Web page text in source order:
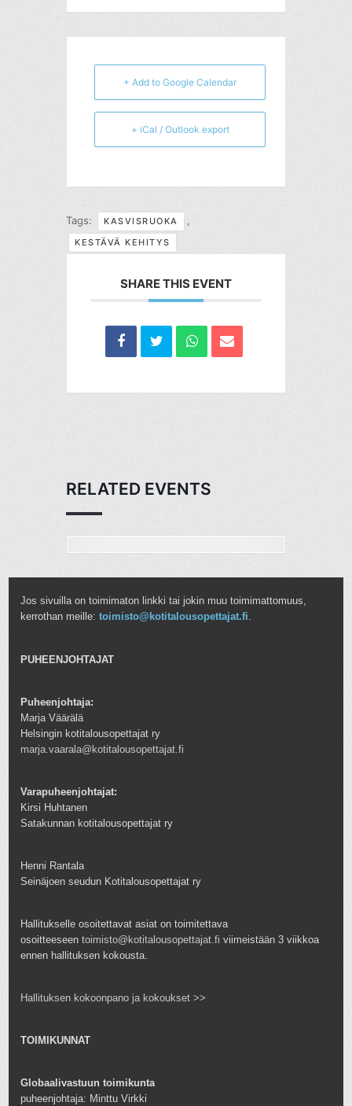
+ Add to Google Calendar
+ iCal / Outlook export
Tags: KASVISRUOKA ,
KESTÄVÄ KEHITYS
SHARE THIS EVENT
RELATED EVENTS
Jos sivuilla on toimimaton linkki tai jokin muu toimimattomuus,
kerrothan meille:toimisto@kotitalousopettajat.fi.
PUHEENJOHTAJAT
Puheenjohtaja:
Marja Väärälä
Helsingin kotitalousopettajat ry
marja.vaarala@kotitalousopettajat.fi
Varapuheenjohtajat:
Kirsi Huhtanen
Satakunnan kotitalousopettajat ry
Henni Rantala
Seinäjoen seudun Kotitalousopettajat ry
Hallitukselle osoitettavat asiat on toimitettava
osoitteeseentoimisto@kotitalousopettajat.fi viimeistään 3 viikkoa
ennen hallituksen kokousta.
Hallituksen kokoonpano ja kokoukset >>
TOIMIKUNNAT
Globaalivastuun toimikunta
puheenjohtaja: Minttu Virkki